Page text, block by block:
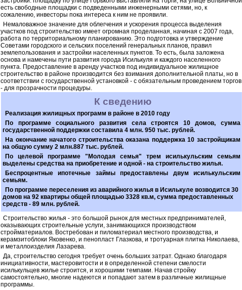
есть свободные площадки с подведенными инженерными сетями, но, к
сожалению, инвесторы пока интереса к ним не проявили.
Немаловажное значение для облегчения и ускорения процесса выделения
участков под строительство имеет огромная проделанная, начиная с 2007 года,
работа по территориальному планированию. Это подготовка и утверждение
Советами городского и сельских поселений генеральных планов, правил
землепользования и застройки населенных пунктов. То есть, была заложена
основа и намечены пути развития города Исилькуля и каждого населенного
пункта. Предоставление в аренду участков под индивидуальное жилищное
строительство в районе производится без взимания дополнительной платы, но в
соответствии с государственной установкой - с обязательным проведением торгов
- для прозрачности процедуры.
К сведению
Реализация жилищных программ в районе в 2010 году
По программе социального развития села строятся 10 домов, сумма
государственной поддержки составила 4 млн. 950 тыс. рублей.
На окончание начатого строительства оказана поддержка 10 застройщикам
на общую сумму 2 млн.887 тыс. рублей.
По целевой программе "Молодая семья" трем исилькульским семьям
выделены средства на приобретение и одной - на строительство жилья.
Беспроцентные ипотечные займы предоставлены двум исилькульским
семьям.
По программе переселения из аварийного жилья в Исилькуле возводится 30
домов на 92 квартиры общей площадью 3328 кв.м, сумма предоставленных
средств - 89 млн. рублей.
Строительство жилья - это большой рынок для местных предпринимателей,
оказывающих строительные услуги, занимающихся производством
стройматериалов. Востребован и пиломатериал местного производства, и
керамзитоблоки Яковенко, и пенопласт Глазкова, и тротуарная плитка Николаева,
и металлоизделия Лазарева.
Да, строительство сегодня требует очень больших затрат. Однако благодаря
инициативности, мастеровитости и в определенной степени смелости
исилькульцев жилье строится, и хорошими темпами. Начав стройку
самостоятельно, многие надеются и попадают затем в различные жилищные
программы.